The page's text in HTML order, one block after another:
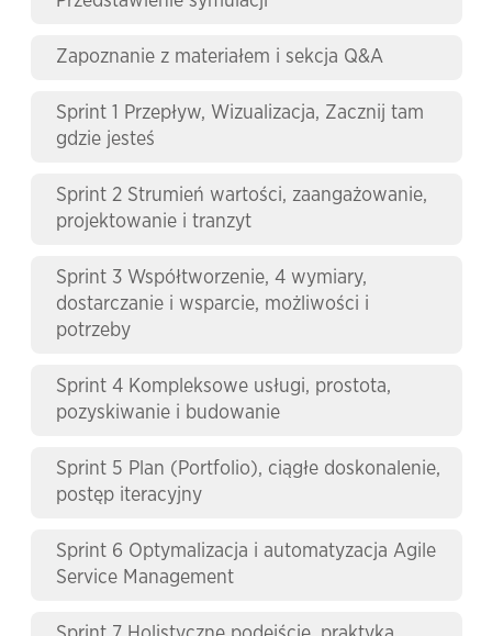
Zapoznanie z materiałem i sekcja Q&A
Sprint 1 Przepływ, Wizualizacja, Zacznij tam
gdzie jesteś
Sprint 2 Strumień wartości, zaangażowanie,
projektowanie i tranzyt
Sprint 3 Współtworzenie, 4 wymiary,
dostarczanie i wsparcie, możliwości i
potrzeby
Sprint 4 Kompleksowe usługi, prostota,
pozyskiwanie i budowanie
Sprint 5 Plan (Portfolio), ciągłe doskonalenie,
postęp iteracyjny
Sprint 6 Optymalizacja i automatyzacja Agile
Service Management